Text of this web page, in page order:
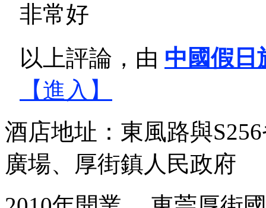
非常好
以上評論，由 中國假日
【進入】
酒店地址：東風路與
廣場、厚街鎮人民政府